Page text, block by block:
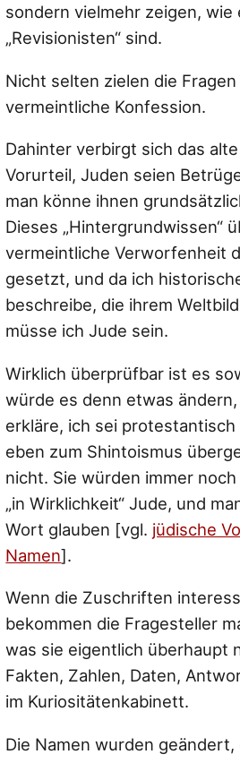
sondern vielmehr zeigen,
„Revisionisten“ sind.
Nicht selten zielen die
vermeintliche Konfession.
Dahinter verbirgt sich das
Vorurteil, Juden seien
man könne ihnen
Dieses „Hintergrundwissen“
vermeintliche Verworfenheit
gesetzt, und da ich
beschreibe, die ihrem
müsse ich Jude sein.
Wirklich überprüfbar ist es
würde es denn etwas
erkläre, ich sei
eben zum Shintoismus
nicht. Sie würden immer
„in Wirklichkeit“ Jude, und
Wort glauben [vgl. jüdische
Namen].
Wenn die Zuschriften
bekommen die Fragesteller
was sie eigentlich überhaupt
Fakten, Zahlen, Daten,
im Kuriositätenkabinett.
Die Namen wurden geändert,